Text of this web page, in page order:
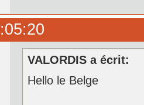
VALORDIS a écrit:
Hello le Belge